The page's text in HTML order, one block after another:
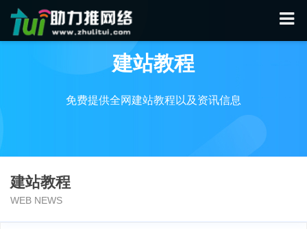
建站教程
免费提供全网建站教程以及资讯信息
建站教程
WEB NEWS